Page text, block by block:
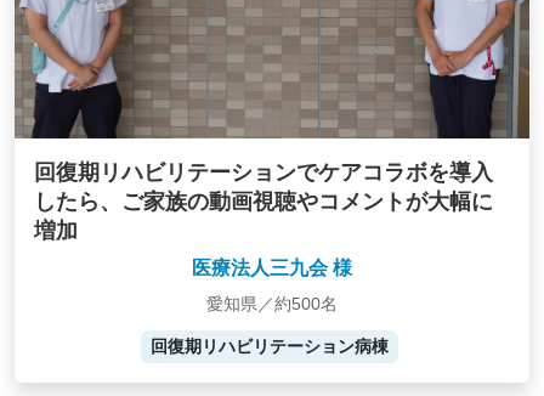
回復期リハビリテーションでケアコラボを導入
したら、ご家族の動画視聴やコメントが大幅に
増加
医療法人三九会 様
愛知県／約500名
回復期リハビリテーション病棟